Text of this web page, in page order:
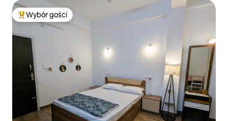
Najpopularniejsze z kategorii Wybór gości
Wybór gości